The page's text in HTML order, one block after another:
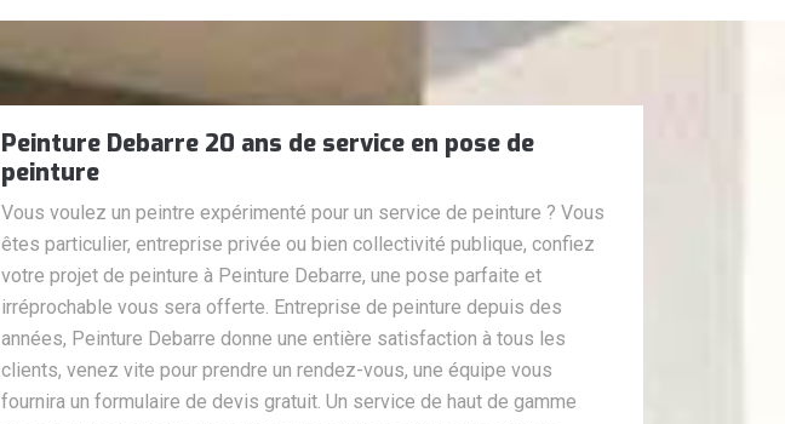
Peinture Debarre 20 ans de service en pose de
peinture
Vous voulez un peintre expérimenté pour un service de peinture ? Vous
êtes particulier, entreprise privée ou bien collectivité publique, confiez
votre projet de peinture à Peinture Debarre, une pose parfaite et
irréprochable vous sera offerte. Entreprise de peinture depuis des
années, Peinture Debarre donne une entière satisfaction à tous les
clients, venez vite pour prendre un rendez-vous, une équipe vous
fournira un formulaire de devis gratuit. Un service de haut de gamme